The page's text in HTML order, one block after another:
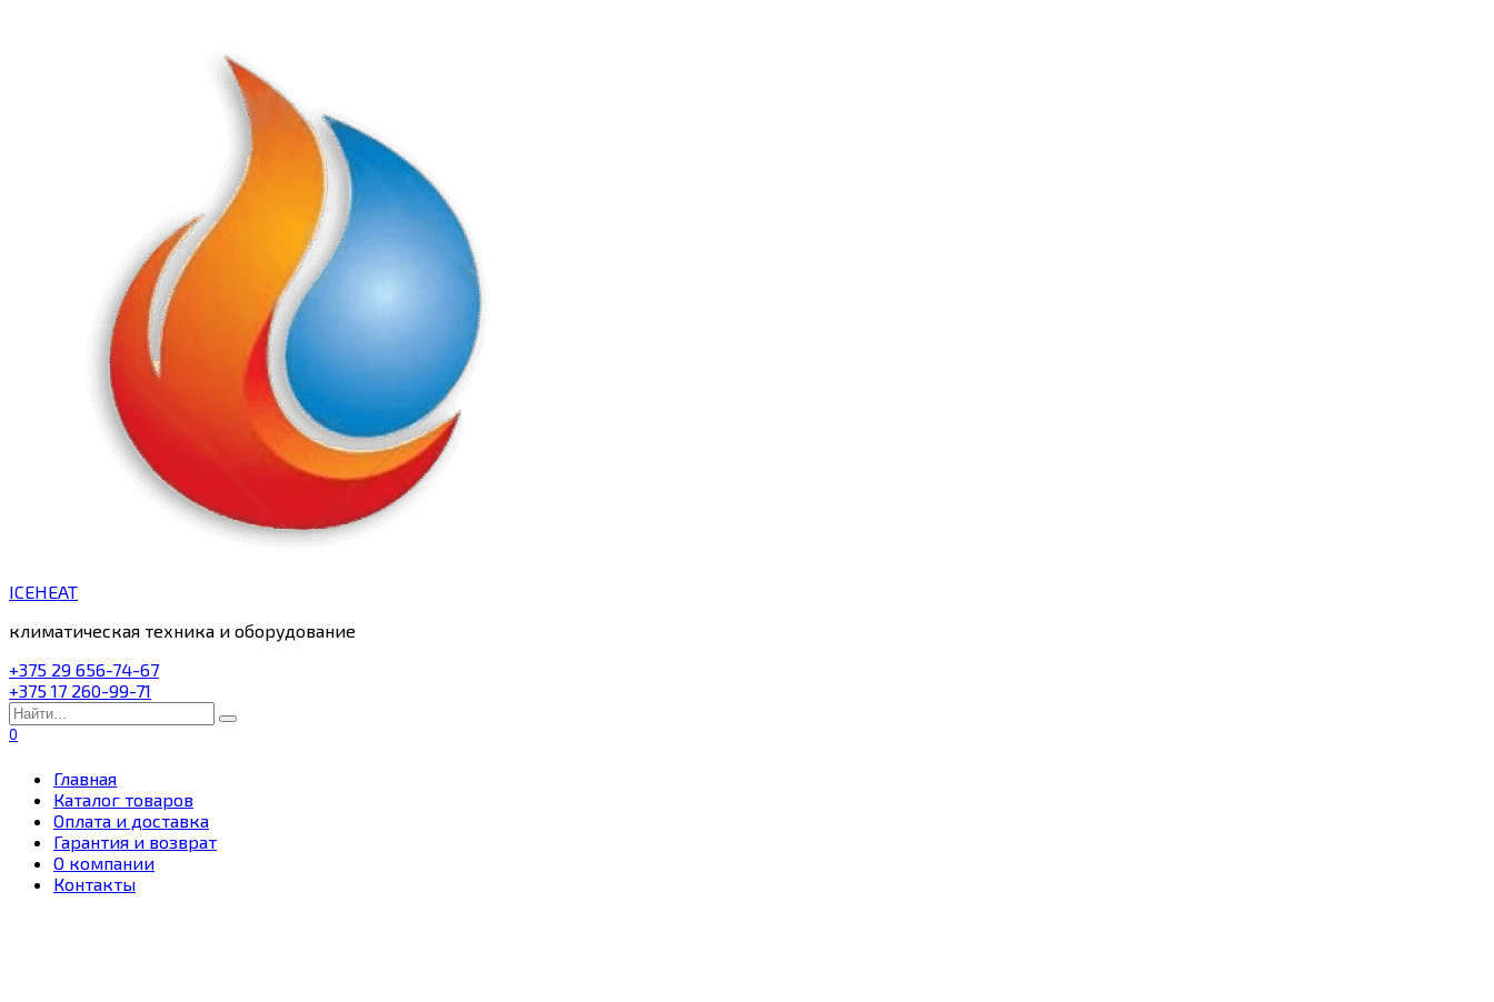
ICEHEAT
климатическая техника и оборудование
+375 29 656-74-67
+375 17 260-99-71
Search
for:
0
Главная
Каталог товаров
Оплата и доставка
Гарантия и возврат
О компании
Контакты